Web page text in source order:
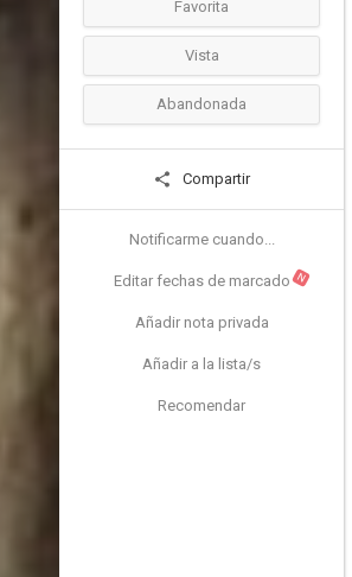
Favorita
Vista
Abandonada
Compartir
Notificarme cuando...
Editar fechas de marcado N
Añadir nota privada
Añadir a la lista/s
Recomendar